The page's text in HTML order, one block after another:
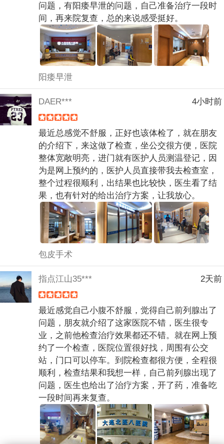
问题，有阳痿早泄的问题，自己准备治疗一段时
间，再来院复查，总的来说感受挺好。
阳痿早泄
DAER*** 4小时前
最近总感觉不舒服，正好也该体检了，就在朋友
的介绍下，来这做了检查，坐公交很方便，医院
整体宽敞明亮，进门就有医护人员测温登记，因
为是网上预约的，医护人员直接带我去检查室，
整个过程很顺利，出结果也比较快，医生看了结
果，也有针对的给出治疗方案，让我放心。
包皮手术
指点江山35*** 2天前
最近感觉自己小腹不舒服，觉得自己前列腺出了
问题，朋友就介绍了这家医院不错，医生很专
业，之前他检查治疗效果都还不错。就在网上预
约了一个检查，医院位置很好找，周围有公交
站，门口可以停车。到院检查都很方便，全程很
顺利，检查结果和我想一样，自己前列腺出现了
问题，医生也给出了治疗方案，开了药，准备吃
一段时间再来复查。